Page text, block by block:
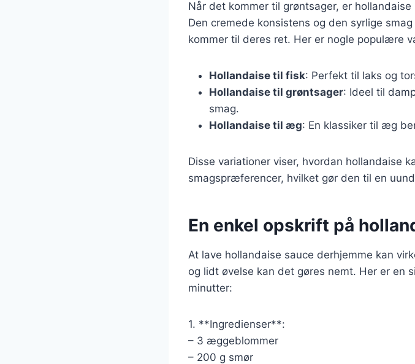
Når det kommer til grøntsager, er
Den cremede konsistens og den syrlige
kommer til deres ret. Her er nogle populære
Hollandaise til fisk: Perfekt til laks og
Hollandaise til grøntsager: Ideel til
smag.
Hollandaise til æg: En klassiker til æg
Disse variationer viser, hvordan hollandaise
smagspræferencer, hvilket gør den til en
En enkel opskrift på
At lave hollandaise sauce derhjemme kan
og lidt øvelse kan det gøres nemt. Her er en
minutter:
1. **Ingredienser**:
– 3 æggeblommer
– 200 g smør